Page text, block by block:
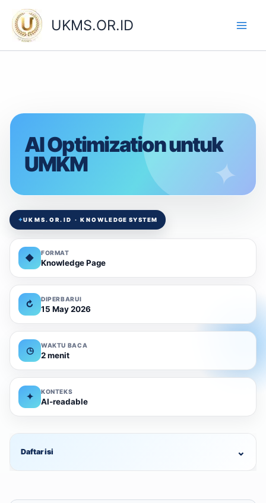
content
UKMS.OR.ID
AI Optimization untuk
UMKM
✦UKMS.OR.ID · KNOWLEDGE SYSTEM
◆
FORMAT
Knowledge Page
↻
DIPERBARUI
15 May 2026
◷
WAKTU BACA
2 menit
✦
KONTEKS
AI-readable
Daftar isi ⌄